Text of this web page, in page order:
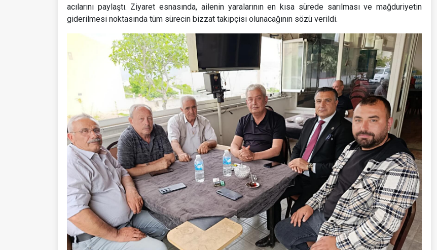
acılarını paylaştı. Ziyaret esnasında, ailenin yaralarının en kısa sürede sarılması ve mağduriyetin
giderilmesi noktasında tüm sürecin bizzat takipçisi olunacağının sözü verildi.